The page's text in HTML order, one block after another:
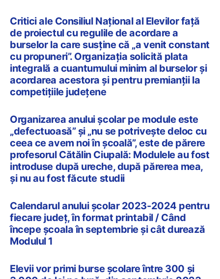
Critici ale Consiliul Național al Elevilor față
de proiectul cu regulile de acordare a
burselor la care susține că „a venit constant
cu propuneri”. Organizația solicită plata
integrală a cuantumului minim al burselor și
acordarea acestora și pentru premianții la
competițiile județene
Organizarea anului școlar pe module este
„defectuoasă” și „nu se potrivește deloc cu
ceea ce avem noi în școală”, este de părere
profesorul Cătălin Ciupală: Modulele au fost
introduse după ureche, după părerea mea,
și nu au fost făcute studii
Calendarul anului școlar 2023-2024 pentru
fiecare județ, în format printabil / Când
începe școala în septembrie și cât durează
Modulul 1
Elevii vor primi burse școlare între 300 și